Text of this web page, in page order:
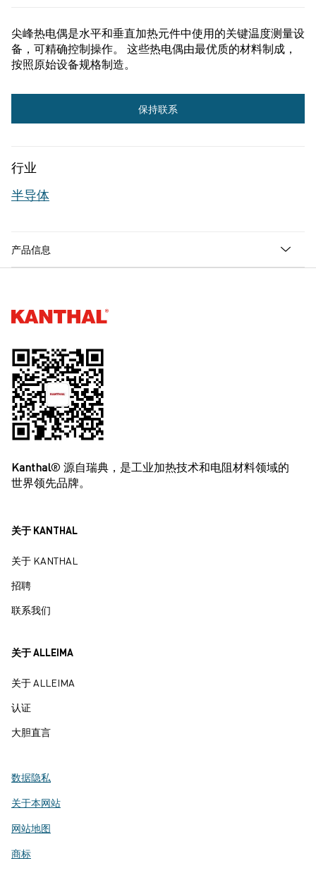
尖峰热电偶是水平和垂直加热元件中使用的关键温度测量设
备，可精确控制操作。 这些热电偶由最优质的材料制成，
按照原始设备规格制造。
多
信
息
保持联系
行业
半导体
产品信息
Kanthal®
Kanthal® 源自瑞典，是工业加热技术和电阻材料领域的
世界领先品牌。
关于 KANTHAL
关于 KANTHAL
招聘
联系我们
关于 ALLEIMA
关于 ALLEIMA
认证
大胆直言
数据隐私
关于本网站
网站地图
商标